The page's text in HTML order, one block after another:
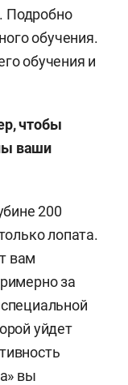
Подробно
обучения.
обучения и
чтобы
ваши
200
лопата.
вам
за
уйдет
вы